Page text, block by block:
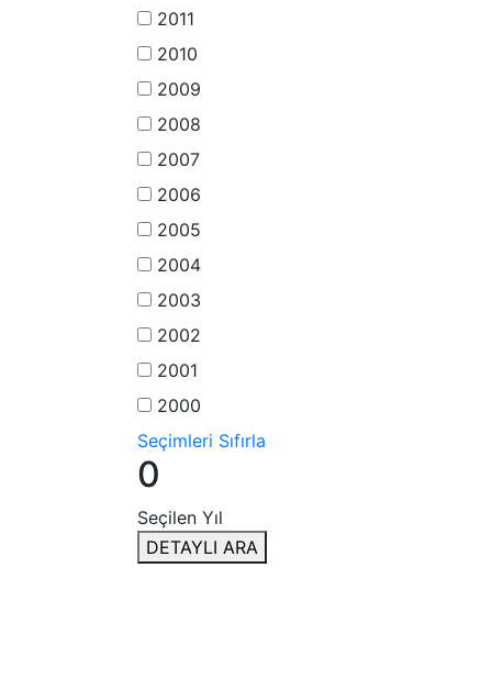
2011
2010
2009
2008
2007
2006
2005
2004
2003
2002
2001
2000
Seçimleri Sıfırla
0
Seçilen Yıl
DETAYLI ARA